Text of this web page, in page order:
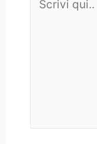
qui..